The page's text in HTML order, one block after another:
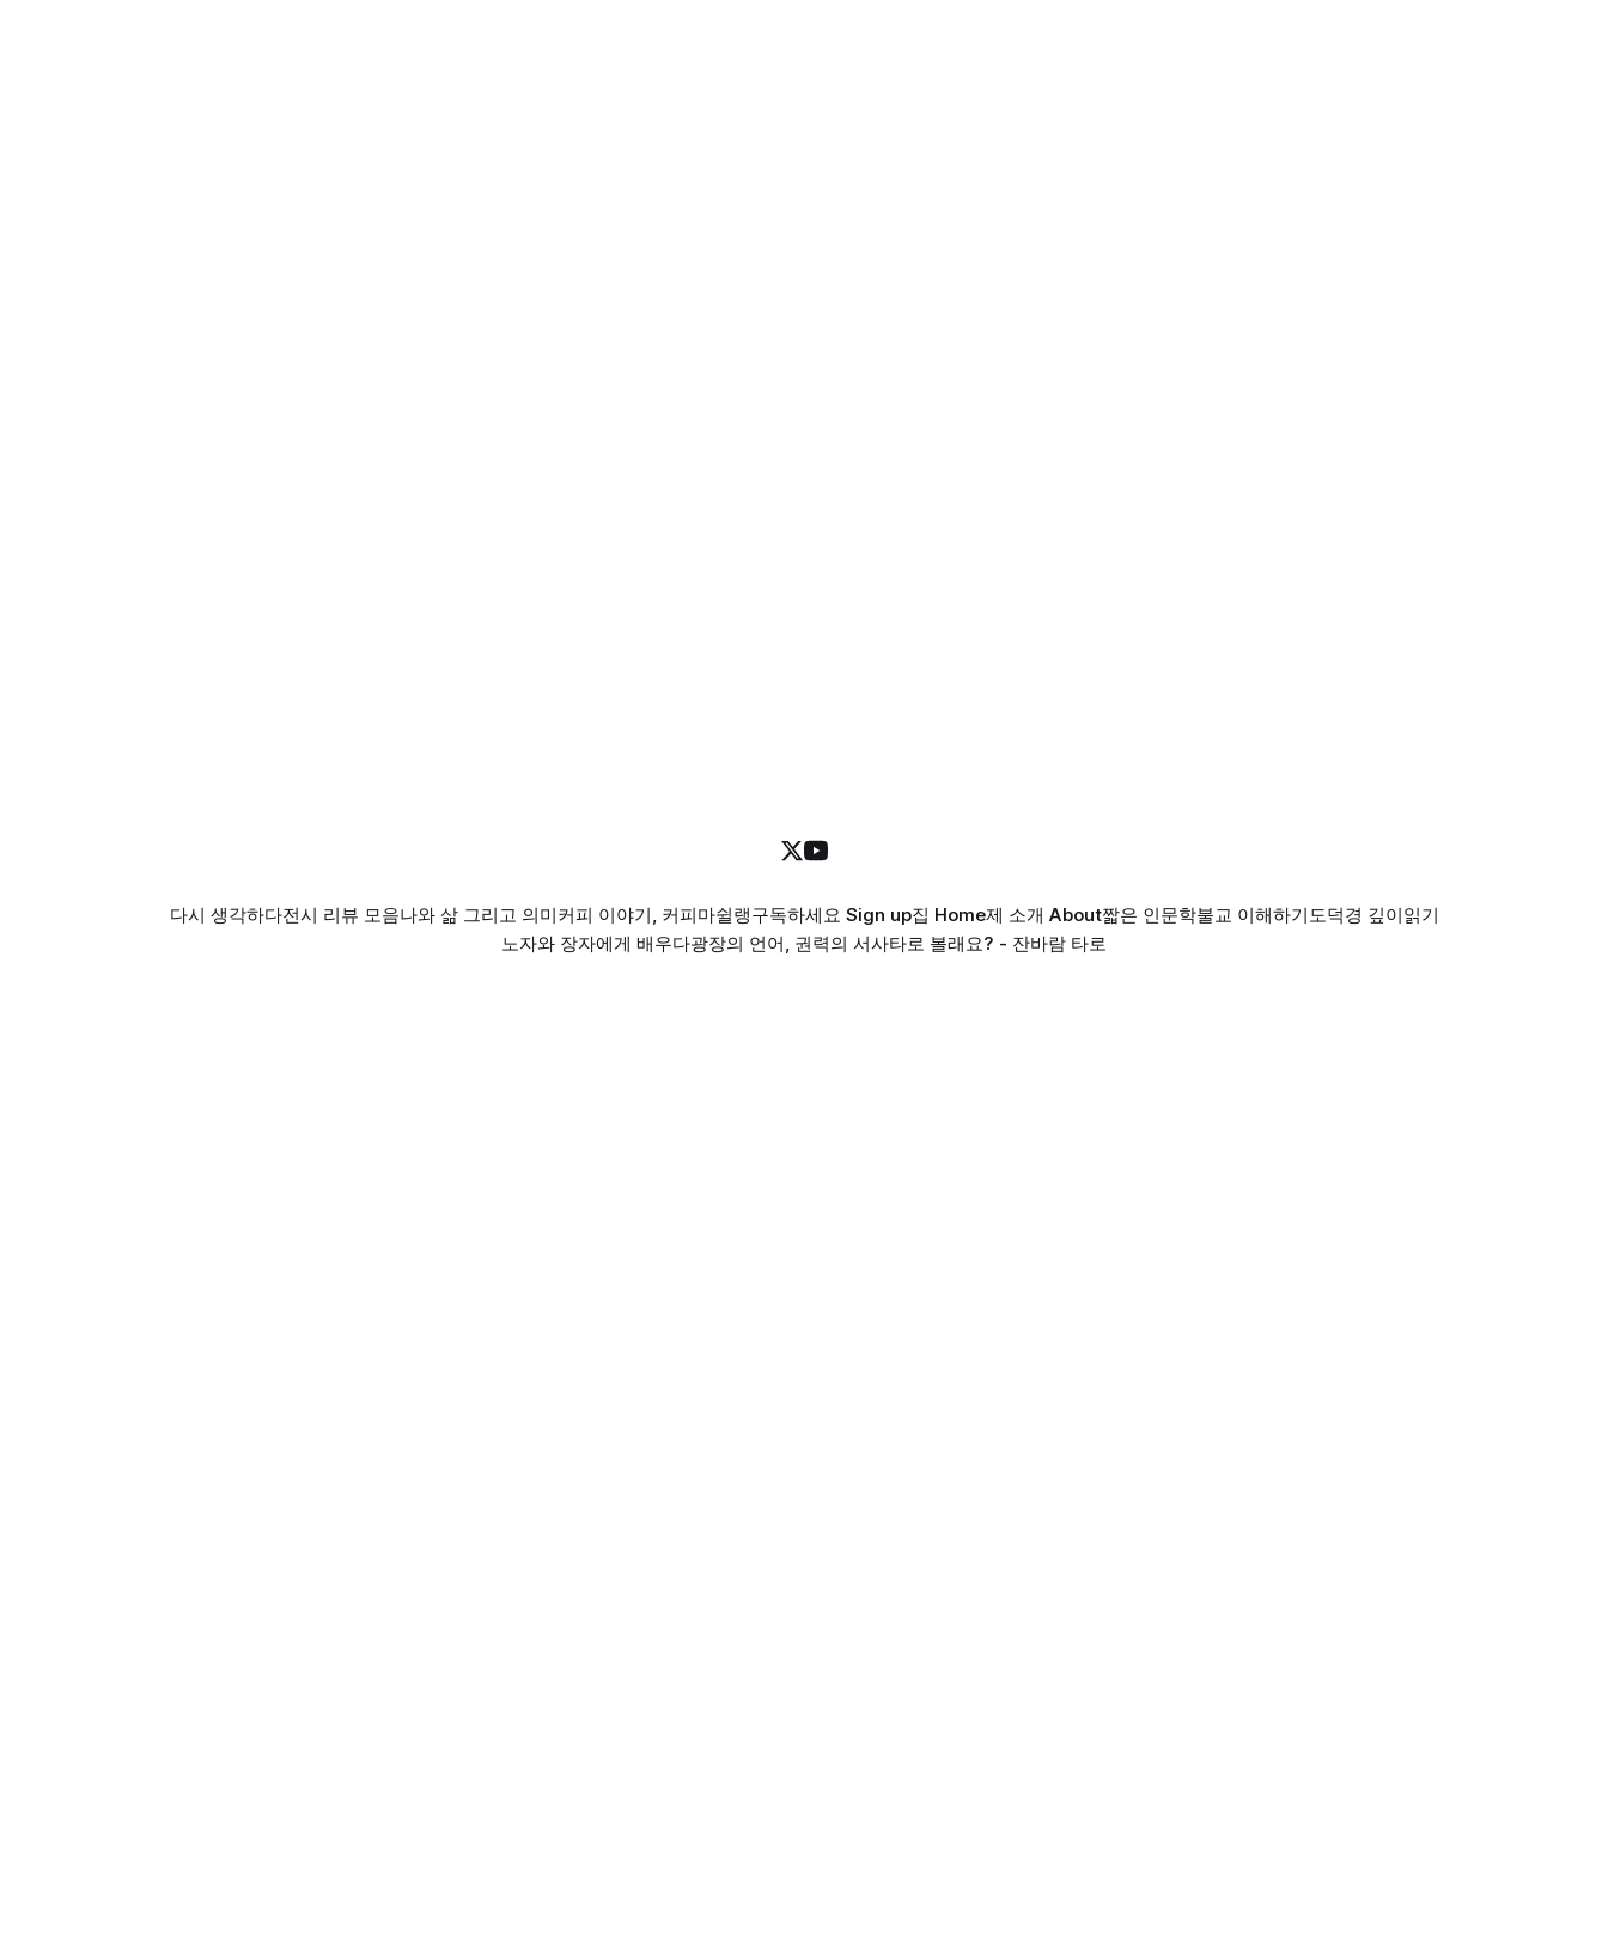
다시 생각하다전시 리뷰 모음나와 삶 그리고 의미커피 이야기, 커피마쉴랭구독하세요 Sign up집 Home제 소개 About짧은 인문학불교 이해하기도덕경 깊이읽기
노자와 장자에게 배우다광장의 언어, 권력의 서사타로 볼래요? - 잔바람 타로